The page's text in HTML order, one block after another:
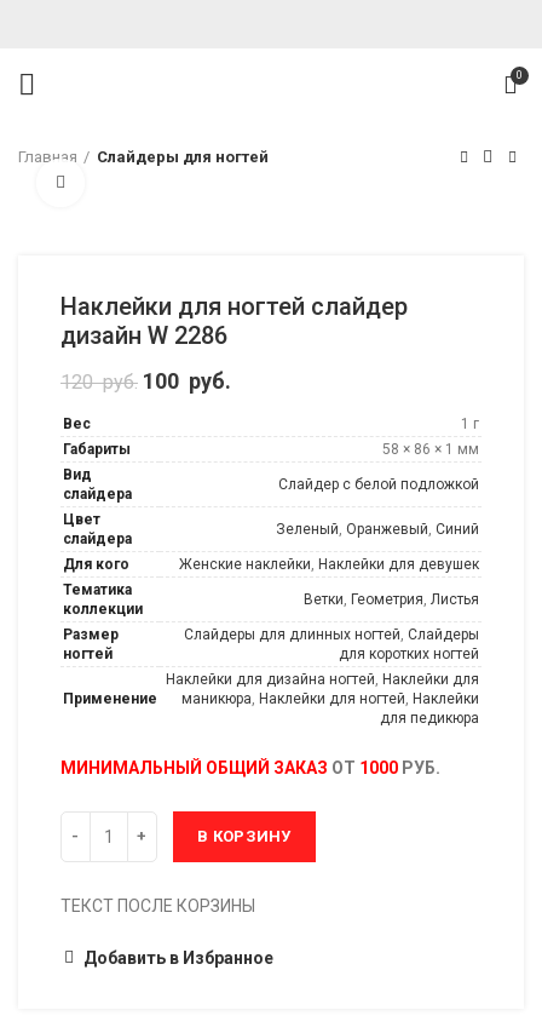
0
Главная
Слайдеры для ногтей
Наклейки для ногтей слайдер
дизайн W 2286
120руб. Первоначальная цена составляла 120
100 руб.
Вес
1 г
Габариты
58 × 86 × 1 мм
Вид
слайдера
Слайдер с белой подложкой
Цвет
слайдера
Зеленый, Оранжевый, Синий
Для кого Женские наклейки, Наклейки для девушек
Тематика
коллекции
Ветки, Геометрия, Листья
Размер
ногтей
Слайдеры для длинных ногтей, Слайдеры
для коротких ногтей
Применение
Наклейки для дизайна ногтей, Наклейки для
маникюра, Наклейки для ногтей, Наклейки
для педикюра
МИНИМАЛЬНЫЙ ОБЩИЙ ЗАКАЗ ОТ 1000 РУБ.
В КОРЗИНУ
ТЕКСТ ПОСЛЕ КОРЗИНЫ
Добавить в Избранное